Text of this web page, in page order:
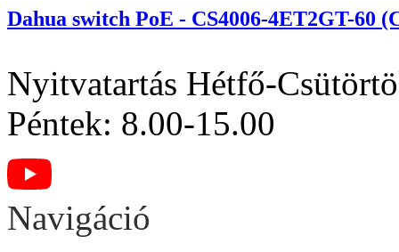
Dahua switch PoE - CS4006-4ET2GT-60
Nyitvatartás Hétfő-
Péntek: 8.00-15.00
Navigáció